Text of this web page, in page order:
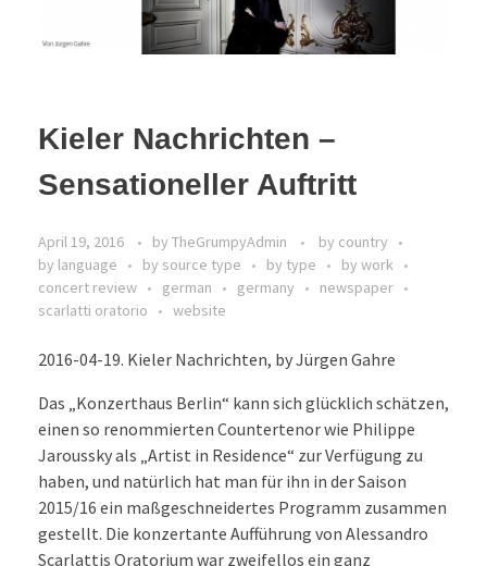
Kieler Nachrichten –
Sensationeller Auftritt
April 19, 2016 by TheGrumpyAdmin
by country
by language
by source type by type
by work
concert review
german germany
newspaper
scarlatti oratorio
website
2016-04-19. Kieler Nachrichten, by Jürgen Gahre
Das „Konzerthaus Berlin“ kann sich glücklich schätzen,
einen so renommierten Countertenor wie Philippe
Jaroussky als „Artist in Residence“ zur Verfügung zu
haben, und natürlich hat man für ihn in der Saison
2015/16 ein maßgeschneidertes Programm zusammen
gestellt. Die konzertante Aufführung von Alessandro
Scarlattis Oratorium war zweifellos ein ganz